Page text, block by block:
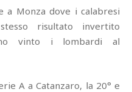
a Monza dove i calabresi
risultato invertito
vinto i lombardi al
A a Catanzaro, la 20° e